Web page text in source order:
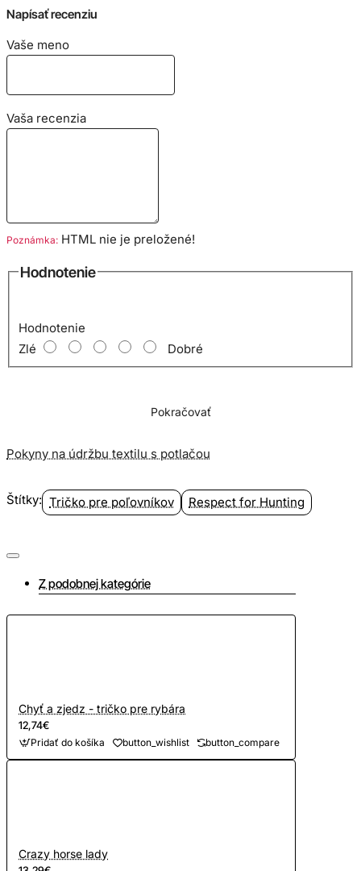
Veľkostná tabuľka pánske tričko v cm:
Napísať recenziu
Vaše meno
Vaša recenzia
Poznámka: HTML nie je preložené!
Hodnotenie
Hodnotenie
Zlé
Dobré
Pokračovať
Pokyny na údržbu textilu s potlačou
Štítky: Tričko pre poľovníkov Respect for Hunting
Z podobnej kategórie
Chyť a zjedz - tričko pre rybára
12,74€
Pridať do košíka button_wishlist button_compare
Crazy horse lady